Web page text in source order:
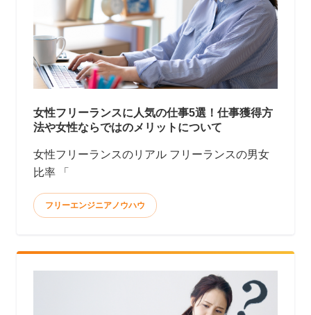
女性フリーランスに人気の仕事5選！仕事獲得方
法や女性ならではのメリットについて
女性フリーランスのリアル フリーランスの男女
比率 「
フリーエンジニアノウハウ